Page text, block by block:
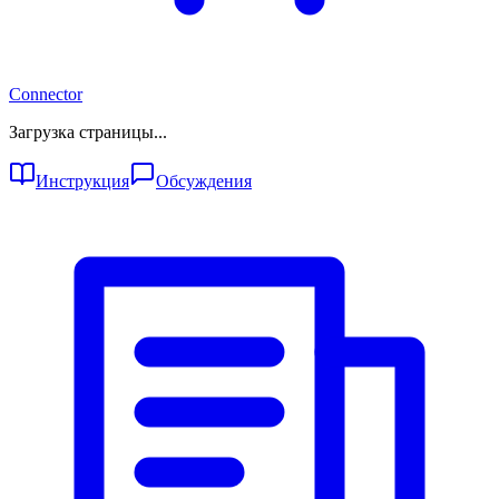
Connector
Загрузка страницы...
Инструкция Обсуждения